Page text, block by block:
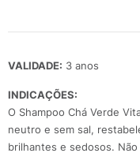
VALIDADE: 3 anos
INDICAÇÕES:
O Shampoo Chá Verde
neutro e sem sal,
brilhantes e sedosos.